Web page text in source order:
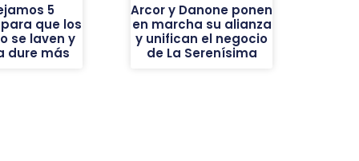
5
que los
se laven y
dure más
Arcor y Danone ponen
en marcha su alianza
y unifican el negocio
de La Serenísima